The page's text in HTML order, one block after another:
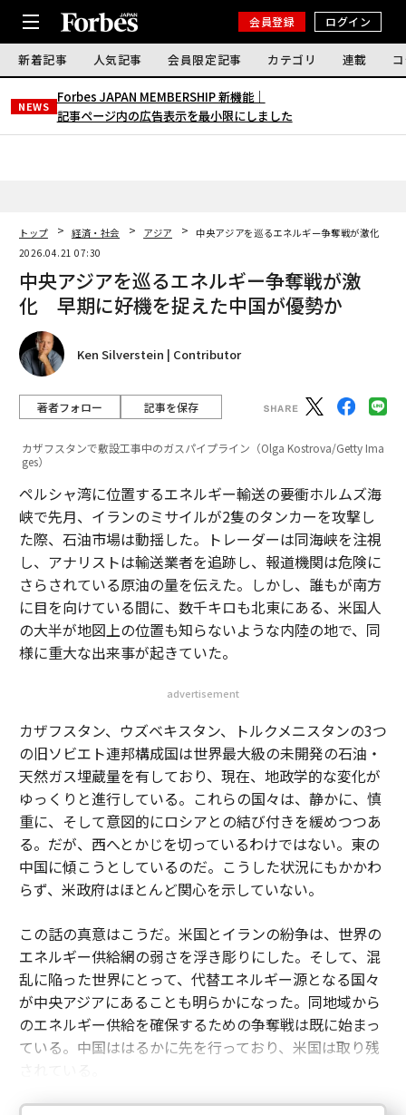
会員登録 ログイン
新着記事 人気記事 会員限定記事 カテゴリ 連載
NEWS
Forbes JAPAN MEMBERSHIP 新機能｜
記事ページ内の広告表示を最小限にしました
トップ 経済・社会 アジア
中央アジアを巡るエネルギー争奪戦が激化 早
2026.04.21 07:30
中央アジアを巡るエネルギー争奪戦が激
化 早期に好機を捉えた中国が優勢か
Ken Silverstein | Contributor
著者フォロー 記事を保存
カザフスタンで敷設工事中のガスパイプライン（Olga Kostrova/Getty Ima
ges）
ペルシャ湾に位置するエネルギー輸送の要衝ホルムズ海
峡で先月、イランのミサイルが2隻のタンカーを攻撃し
た際、石油市場は動揺した。トレーダーは同海峡を注視
し、アナリストは輸送業者を追跡し、報道機関は危険に
さらされている原油の量を伝えた。しかし、誰もが南方
に目を向けている間に、数千キロも北東にある、米国人
の大半が地図上の位置も知らないような内陸の地で、同
様に重大な出来事が起きていた。
advertisement
カザフスタン、ウズベキスタン、トルクメニスタンの3つ
の旧ソビエト連邦構成国は世界最大級の未開発の石油・
天然ガス埋蔵量を有しており、現在、地政学的な変化が
ゆっくりと進行している。これらの国々は、静かに、慎
重に、そして意図的にロシアとの結び付きを緩めつつあ
る。だが、西へとかじを切っているわけではない。東の
中国に傾こうとしているのだ。こうした状況にもかかわ
らず、米政府はほとんど関心を示していない。
この話の真意はこうだ。米国とイランの紛争は、世界の
エネルギー供給網の弱さを浮き彫りにした。そして、混
乱に陥った世界にとって、代替エネルギー源となる国々
が中央アジアにあることも明らかになった。同地域から
のエネルギー供給を確保するための争奪戦は既に始まっ
ている。中国ははるかに先を行っており、米国は取り残